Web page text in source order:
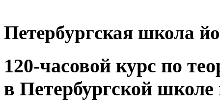
Петербургская школа
120-часовой курс по
в Петербургской школе